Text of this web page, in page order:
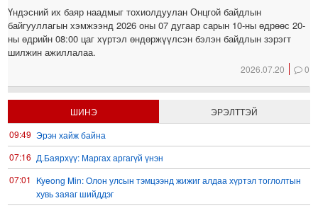
Үндэсний их баяр наадмыг тохиолдуулан Онцгой байдлын
байгууллагын хэмжээнд 2026 оны 07 дугаар сарын 10-ны өдрөөс 20-
ны өдрийн 08:00 цаг хүртэл өндөржүүлсэн бэлэн байдлын зэрэгт
шилжин ажиллалаа.
2026.07.20 0
ШИНЭ
ЭРЭЛТТЭЙ
09:49 Эрэн хайж байна
07:16 Д.Баярхүү: Маргах аргагүй үнэн
07:01 Kyeong Min: Олон улсын тэмцээнд жижиг алдаа хүртэл тоглолтын
хувь заяаг шийддэг